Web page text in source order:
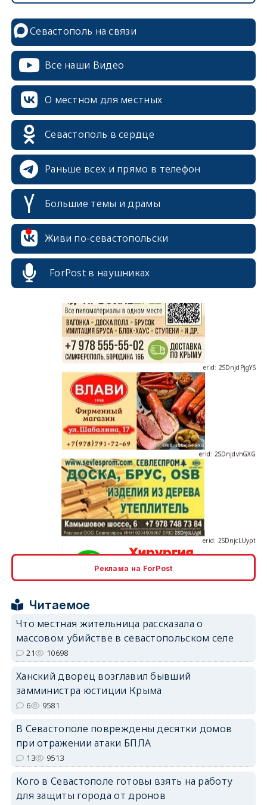
Севастополь на связи
Все наши Видео
О местном для местных
Севастополь в сердце
Раньше всех и прямо в телефон
Большие темы и драмы
Живи по-севастопольски
ForPost в наушниках
erid: 2SDnjdvhGXG
erid: 2SDnjcrDNw6
Реклама на ForPost
Читаемое
Что местная жительница рассказала о
массовом убийстве в севастопольском селе
21 10698
Ханский дворец возглавил бывший
замминистра юстиции Крыма
6 9581
В Севастополе повреждены десятки домов
при отражении атаки БПЛА
13 9513
Кого в Севастополе готовы взять на работу
для защиты города от дронов